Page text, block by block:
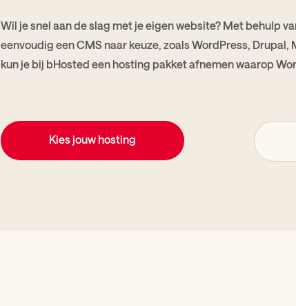
Wil je snel aan de slag met je eigen website? Met behulp
eenvoudig een CMS naar keuze, zoals WordPress, Drupal,
kun je bij bHosted een hosting pakket afnemen waarop
Kies jouw hosting